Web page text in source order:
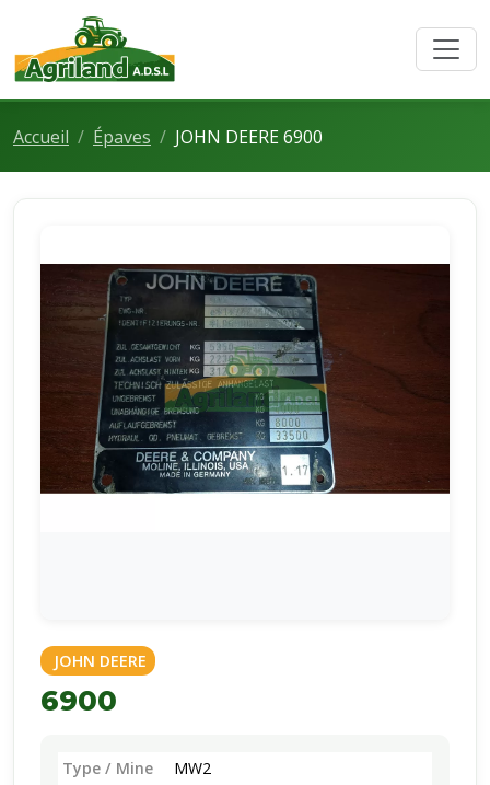
Accueil Épaves JOHN DEERE 6900
JOHN DEERE
6900
Type / Mine
MW2